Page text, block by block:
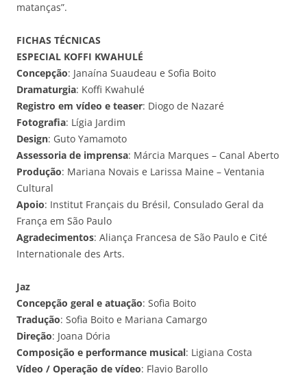
matanças”.
FICHAS TÉCNICAS
ESPECIAL KOFFI KWAHULÉ
Concepção: Janaína Suaudeau e Sofia Boito
Dramaturgia: Koffi Kwahulé
Registro em vídeo e teaser: Diogo de Nazaré
Fotografia: Lígia Jardim
Design: Guto Yamamoto
Assessoria de imprensa: Márcia Marques – Canal Aberto
Produção: Mariana Novais e Larissa Maine – Ventania
Cultural
Apoio: Institut Français du Brésil, Consulado Geral da
França em São Paulo
Agradecimentos: Aliança Francesa de São Paulo e Cité
Internationale des Arts.
Jaz
Concepção geral e atuação: Sofia Boito
Tradução: Sofia Boito e Mariana Camargo
Direção: Joana Dória
Composição e performance musical: Ligiana Costa
Vídeo / Operação de vídeo: Flavio Barollo